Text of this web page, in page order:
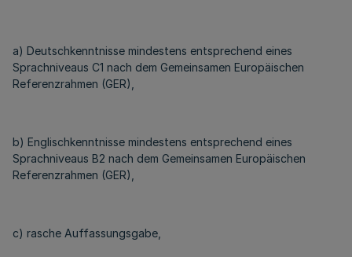
a) Deutschkenntnisse mindestens entsprechend eines
Sprachniveaus C1 nach dem Gemeinsamen Europäischen
Referenzrahmen (GER),
b) Englischkenntnisse mindestens entsprechend eines
Sprachniveaus B2 nach dem Gemeinsamen Europäischen
Referenzrahmen (GER),
c) rasche Auffassungsgabe,